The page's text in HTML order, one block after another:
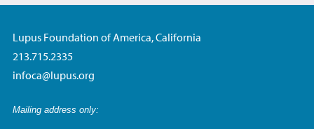
Lupus Foundation of America, California
213.715.2335
infoca@lupus.org
Mailing address only: